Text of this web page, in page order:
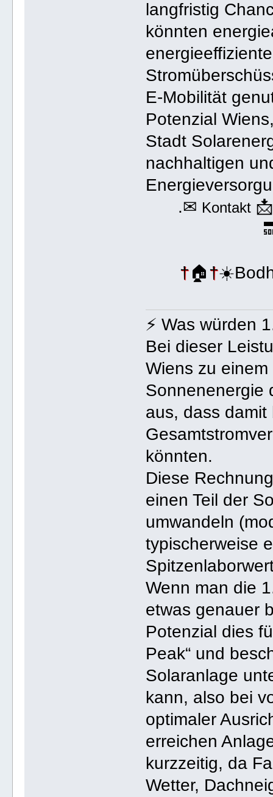
langfristig
könnten
E-Mobilität
Potenzial
Stadt
nachhaltigen
.✉ Kontakt
†🏠†
⚡ Was würden
Bei dieser
Wiens zu
Sonnenenergie
aus, dass
könnten.
Diese
einen Teil der
umwandeln
typischerweise
Wenn man die
etwas genauer
Potenzial dies
Peak“ und
Solaranlage
kann, also bei
optimaler
erreichen
kurzzeitig, da
Wetter,